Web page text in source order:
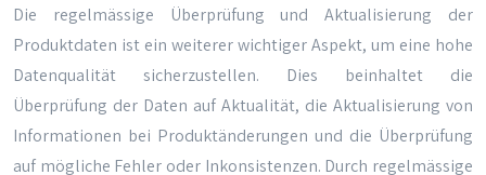
Die regelmässige Überprüfung und Aktualisierung der
Produktdaten ist ein weiterer wichtiger Aspekt, um eine hohe
Datenqualität sicherzustellen. Dies beinhaltet die
Überprüfung der Daten auf Aktualität, die Aktualisierung von
Informationen bei Produktänderungen und die Überprüfung
auf mögliche Fehler oder Inkonsistenzen. Durch regelmässige